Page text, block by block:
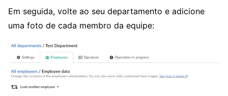
Em seguida, volte ao seu departamento e adicione
uma foto de cada membro da equipe: